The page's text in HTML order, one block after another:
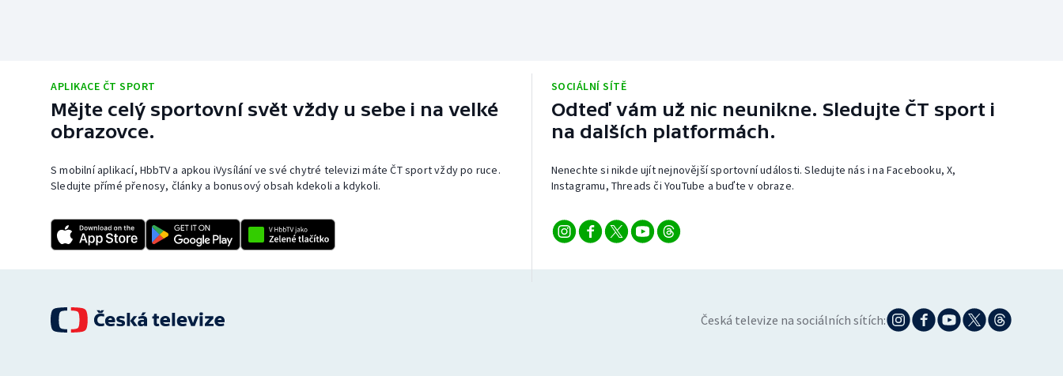
APLIKACE ČT SPORT
Mějte celý sportovní svět vždy u sebe i na velké
obrazovce.
S mobilní aplikací, HbbTV a apkou iVysílání ve své chytré televizi máte ČT sport vždy po ruce.
Sledujte přímé přenosy, články a bonusový obsah kdekoli a kdykoli.
SOCIÁLNÍ SÍTĚ
Odteď vám už nic neunikne. Sledujte ČT sport i
na dalších platformách.
Nenechte si nikde ujít nejnovější sportovní události. Sledujte nás i na Facebooku, X,
Instagramu, Threads či YouTube a buďte v obraze.
Česká televize na sociálních sítích: